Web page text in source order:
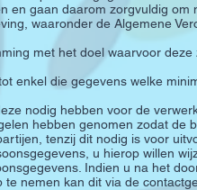
en gaan daarom zorgvuldig
waaronder de Algemene
met het doel waarvoor
enkel die gegevens welke
nodig hebben voor de
hebben genomen zodat de
tenzij dit nodig is voor
u hierop willen
Indien u na het
nemen kan dit via de